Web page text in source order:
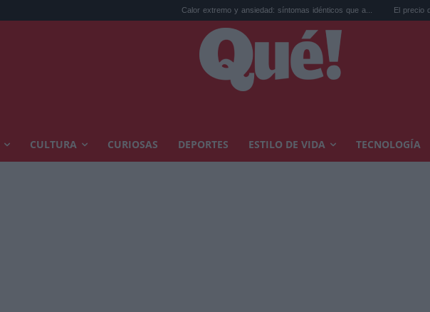
Calor extremo y ansiedad: síntomas idénticos que a... El precio de la
CULTURA CURIOSAS DEPORTES ESTILO DE VIDA TECNOLOGÍA